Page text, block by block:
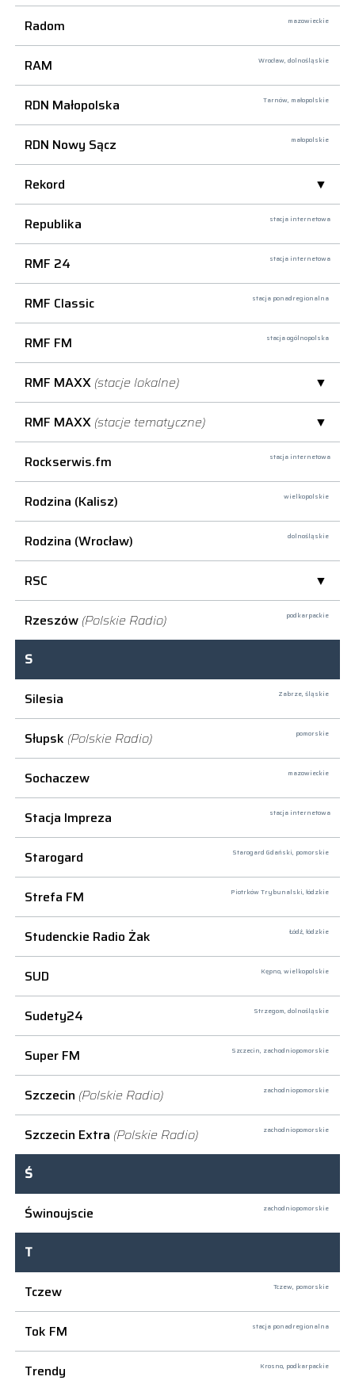
Radom mazowieckie
RAM Wrocław, dolnośląskie
RDN Małopolska Tarnów, małopolskie
RDN Nowy Sącz małopolskie
Rekord
Republika
stacja internetowa
RMF 24 stacja internetowa
RMF Classic stacja ponadregionalna
RMF FM stacja ogólnopolska
RMF MAXX (stacje lokalne)
RMF MAXX (stacje tematyczne)
Rockserwis.fm
stacja internetowa
Rodzina (Kalisz) wielkopolskie
Rodzina (Wrocław) dolnośląskie
RSC
Rzeszów (Polskie Radio) podkarpackie
S
Silesia
Zabrze, śląskie
Słupsk (Polskie Radio) pomorskie
Sochaczew mazowieckie
Stacja Impreza stacja internetowa
Starogard Starogard Gdański, pomorskie
Strefa FM Piotrków Trybunalski, łódzkie
Studenckie Radio Żak Łódź, łódzkie
SUD Kępno, wielkopolskie
Sudety24 Strzegom, dolnośląskie
Super FM Szczecin, zachodniopomorskie
Szczecin (Polskie Radio) zachodniopomorskie
Szczecin Extra (Polskie Radio) zachodniopomorskie
Ś
Świnoujscie
zachodniopomorskie
T
Tczew
Tczew, pomorskie
Tok FM stacja ponadregionalna
Trendy Krosno, podkarpackie